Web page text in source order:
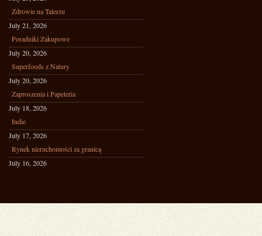
Zdrowie na Talerzu
July 21, 2026
Poradniki Zakupowe
July 20, 2026
Superfoods z Natury
July 20, 2026
Zaproszenia i Papeteria
July 18, 2026
Indie
July 17, 2026
Rynek nieruchomości za granicą
July 16, 2026